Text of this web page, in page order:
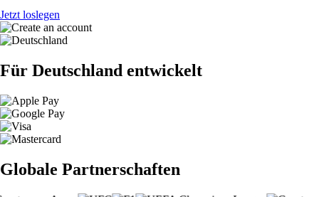
Jetzt loslegen
Für Deutschland entwickelt
Globale Partnerschaften